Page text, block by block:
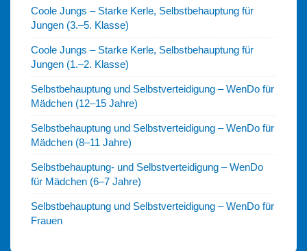
Coole Jungs – Starke Kerle, Selbstbehauptung für
Jungen (3.–5. Klasse)
Coole Jungs – Starke Kerle, Selbstbehauptung für
Jungen (1.–2. Klasse)
Selbstbehauptung und Selbstverteidigung – WenDo für
Mädchen (12–15 Jahre)
Selbstbehauptung und Selbstverteidigung – WenDo für
Mädchen (8–11 Jahre)
Selbstbehauptung- und Selbstverteidigung – WenDo
für Mädchen (6–7 Jahre)
Selbstbehauptung und Selbstverteidigung – WenDo für
Frauen